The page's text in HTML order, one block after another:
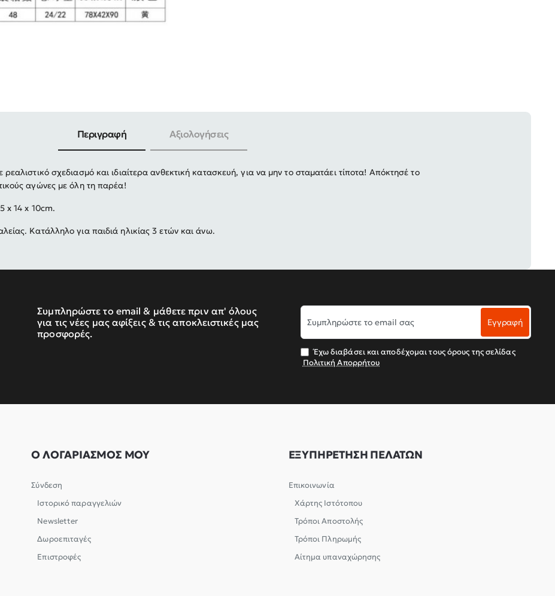
Περιγραφή Αξιολογήσεις
σχεδιασμό και ιδιαίτερα ανθεκτική κατασκευή, για να μην το σταματάει τίποτα! Απόκτησέ το
αγώνες με όλη τη παρέα!
x 14 x 10cm.
Κατάλληλο για παιδιά ηλικίας 3 ετών και άνω.
Συμπληρώστε το email & μάθετε πριν απ' όλους
για τις νέες μας αφίξεις & τις αποκλειστικές μας
προσφορές.
Συμπληρώστε
το
email
σας
Εγγραφή
Έχω διαβάσει και αποδέχομαι τους όρους της σελίδας
Πολιτική Απορρήτου
Ο ΛΟΓΑΡΙΑΣΜΟΣ ΜΟΥ
Σύνδεση
Ιστορικό παραγγελιών
Newsletter
Δωροεπιταγές
Επιστροφές
ΕΞΥΠΗΡΕΤΗΣΗ ΠΕΛΑΤΩΝ
Επικοινωνία
Χάρτης Ιστότοπου
Τρόποι Αποστολής
Τρόποι Πληρωμής
Αίτημα υπαναχώρησης